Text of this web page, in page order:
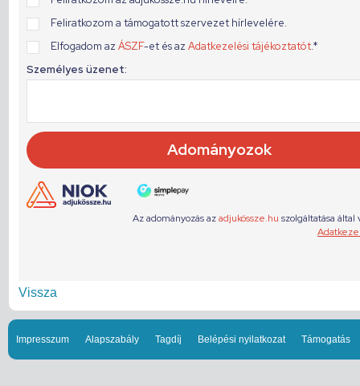
Vissza
Impresszum Alapszabály Tagdíj Belépési nyilatkozat Támogatás